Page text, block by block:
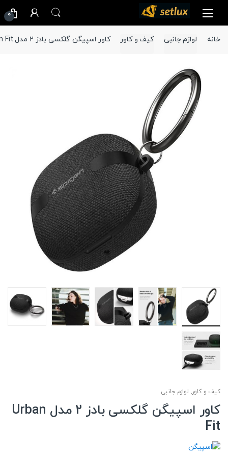
navigation
content
0
خانه لوازم جانبی کیف و کاور کاور اسپیگن گلکسی بادز 2 مدل Urban Fit
کیف و کاور, لوازم جانبی
کاور اسپیگن گلکسی بادز 2 مدل Urban
Fit